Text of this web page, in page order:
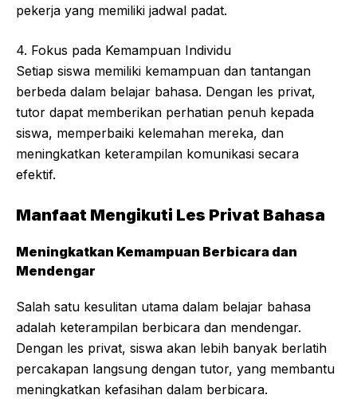
pekerja yang memiliki jadwal padat.
4. Fokus pada Kemampuan Individu
Setiap siswa memiliki kemampuan dan tantangan
berbeda dalam belajar bahasa. Dengan les privat,
tutor dapat memberikan perhatian penuh kepada
siswa, memperbaiki kelemahan mereka, dan
meningkatkan keterampilan komunikasi secara
efektif.
Manfaat Mengikuti Les Privat Bahasa
Meningkatkan Kemampuan Berbicara dan
Mendengar
Salah satu kesulitan utama dalam belajar bahasa
adalah keterampilan berbicara dan mendengar.
Dengan les privat, siswa akan lebih banyak berlatih
percakapan langsung dengan tutor, yang membantu
meningkatkan kefasihan dalam berbicara.